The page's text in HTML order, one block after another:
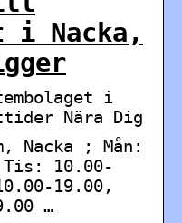
i Nacka,
i
Nära Dig
Nacka ; Mån:
10.00-
19.00,
…